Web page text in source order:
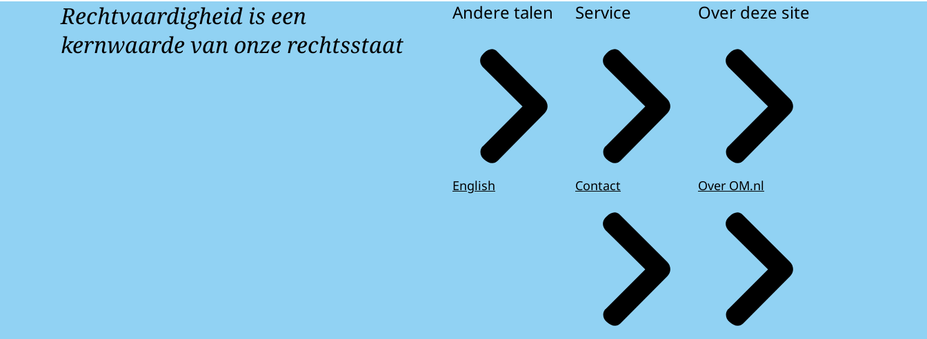
Rechtvaardigheid is een
kernwaarde van onze rechtsstaat
Andere talen
English
Service
Contact
Over deze site
Over OM.nl